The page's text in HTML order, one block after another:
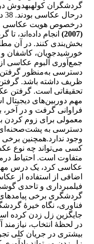
گردشگران کولهبهدوش
درخصوص هویت عکاسی
(2007)
انجام داده‌اند،
بخش‌بندی کنند. در آن
خورشیدجویان، کاشفان
جمع‌آوری آلبوم عکاسی
دسترسی به‌منظور
ظریف داشته باشد.
تحقیقاتی است. گرفتن
مهم دوربین‌های
فراوانی گرفت و در آخر،
معمولی برای زوم کردن
دسترسی به
وجود ندارد.همچنین
کسی می‌تواند چه نوع
متفاوت است. احتیاط
عکاسی کرد، یک درس
اضافی از استفاده از
فیلمبرداری و تاحدی
گردشگری برخی پیامدهای
فناوری، نگاه خیرۀ
جایگزین زل زدن کرده
در لحظۀ انتخاب،
بیشتری در جریان کلی